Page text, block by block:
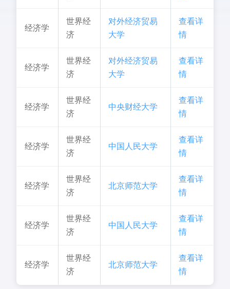
经济学
世界经
济
对外经济贸易
大学
查看详
情
经济学
世界经
济
对外经济贸易
大学
查看详
情
经济学
世界经
济
中央财经大学
查看详
情
经济学
世界经
济
中国人民大学
查看详
情
经济学
世界经
济
北京师范大学
查看详
情
经济学
世界经
济
中国人民大学
查看详
情
经济学
世界经
济
北京师范大学
查看详
情